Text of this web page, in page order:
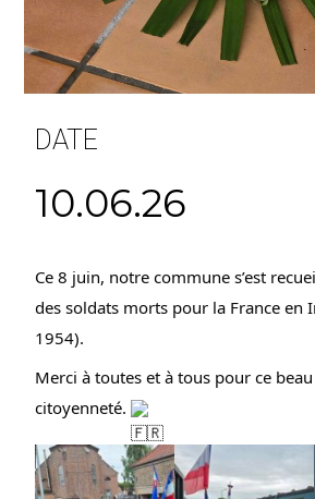
DATE
10.06.26
Ce 8 juin, notre commune s’est
des soldats morts pour la France en
1954).
Merci à toutes et à tous pour ce
citoyenneté.